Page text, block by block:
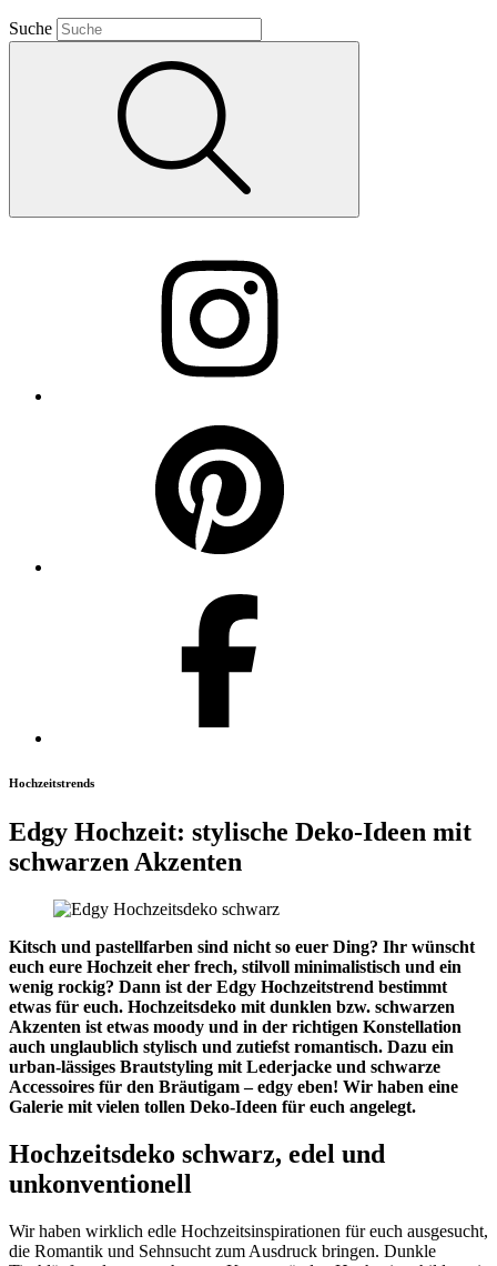
Suche
Hochzeitstrends
Edgy Hochzeit: stylische Deko-Ideen mit
schwarzen Akzenten
Kitsch und pastellfarben sind nicht so euer Ding? Ihr wünscht
euch eure Hochzeit eher frech, stilvoll minimalistisch und ein
wenig rockig? Dann ist der Edgy Hochzeitstrend bestimmt
etwas für euch. Hochzeitsdeko mit dunklen bzw. schwarzen
Akzenten ist etwas moody und in der richtigen Konstellation
auch unglaublich stylisch und zutiefst romantisch. Dazu ein
urban-lässiges Brautstyling mit Lederjacke und schwarze
Accessoires für den Bräutigam – edgy eben! Wir haben eine
Galerie mit vielen tollen Deko-Ideen für euch angelegt.
Hochzeitsdeko schwarz, edel und
unkonventionell
Wir haben wirklich edle Hochzeitsinspirationen für euch ausgesucht,
die Romantik und Sehnsucht zum Ausdruck bringen. Dunkle